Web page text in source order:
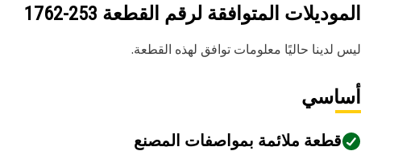
الموديلات المتوافقة لرقم القطعة 253-1762
ليس لدينا حاليًا معلومات توافق لهذه القطعة.
أساسي
قطعة ملائمة بمواصفات المصنع